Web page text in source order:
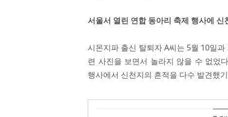
서울서 열린 연합 동아리 축제 행사에 신
시몬지파 출신 탈퇴자 A씨는 5월 10일
련 사진을 보면서 놀라지 않을 수 없었
행사에서 신천지의 흔적을 다수 발견했